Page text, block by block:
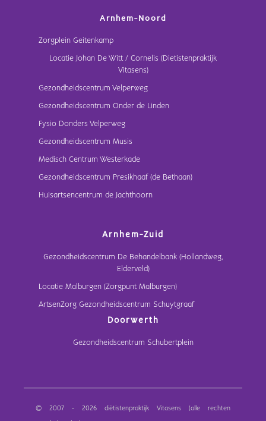
Arnhem-Noord
Zorgplein Geitenkamp
Locatie Johan De Witt / Cornelis (Dietistenpraktijk
Vitasens)
Gezondheidscentrum Velperweg
Gezondheidscentrum Onder de Linden
Fysio Donders Velperweg
Gezondheidscentrum Musis
Medisch Centrum Westerkade
Gezondheidscentrum Presikhaaf (de Bethaan)
Huisartsencentrum de Jachthoorn
Arnhem-Zuid
Gezondheidscentrum De Behandelbank (Hollandweg,
Elderveld)
Locatie Malburgen (Zorgpunt Malburgen)
ArtsenZorg Gezondheidscentrum Schuytgraaf
Doorwerth
Gezondheidscentrum Schubertplein
© 2007 - 2026 diëtistenpraktijk Vitasens (alle rechten